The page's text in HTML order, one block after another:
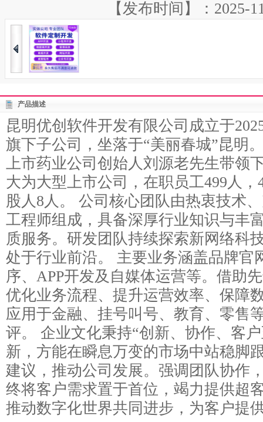
【发布时间】：2025-
产品描述
昆明优创软件开发有限公司成立于
旗下子公司，坐落于“美丽春城”昆明
上市药业公司创始人刘源老先生带领
大为大型上市公司，在职员工499人
股人8人。 公司核心团队由热衷技术
工程师组成，具备深厚行业知识与丰
质服务。研发团队持续探索新网络科
处于行业前沿。 主要业务涵盖品牌官
序、APP开发及自媒体运营等。借助
优化业务流程、提升运营效率、保障
应用于金融、挂号叫号、教育、零售
评。 企业文化秉持“创新、协作、客
新，方能在瞬息万变的市场中站稳脚
建议，推动公司发展。强调团队协作
终将客户需求置于首位，竭力提供超
推动数字化世界共同进步，为客户提